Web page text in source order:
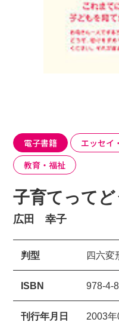
電子書籍
エッセイ
教育・福祉
子育てってど
広田 幸子
判型 四六変
ISBN 978-4-
刊行年月日 2003年